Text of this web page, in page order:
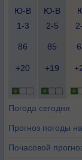
Ю-В
1-3
Ю-В
2-5
86 85
+20 +19
Погода сегодня
Прогноз погоды
Почасовой